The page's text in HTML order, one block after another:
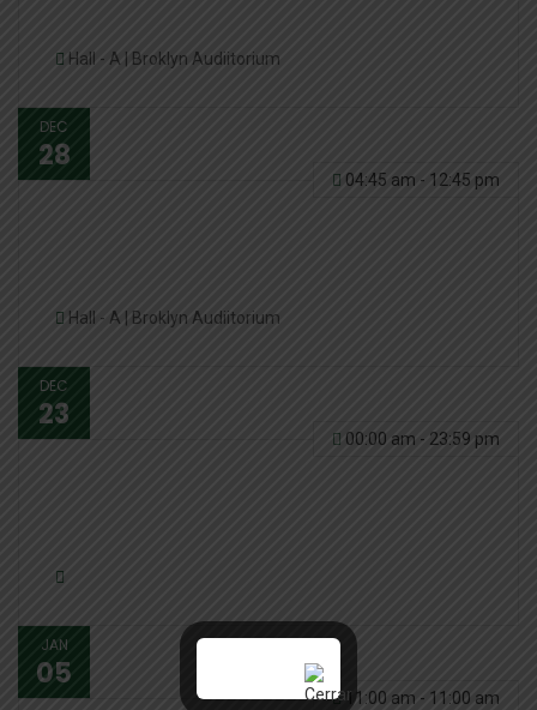
Hall - A | Broklyn Audiitorium
DEC
28
04:45 am - 12:45 pm
Hall - A | Broklyn Audiitorium
DEC
23
00:00 am - 23:59 pm
JAN
05
11:00 am - 11:00 am